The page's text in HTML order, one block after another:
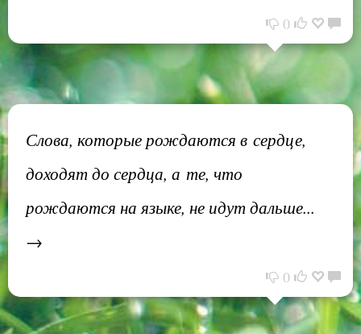
0
Слова, которые рождаются в сердце,
доходят до сердца, а те, что
рождаются на языке, не идут дальше...
→
0